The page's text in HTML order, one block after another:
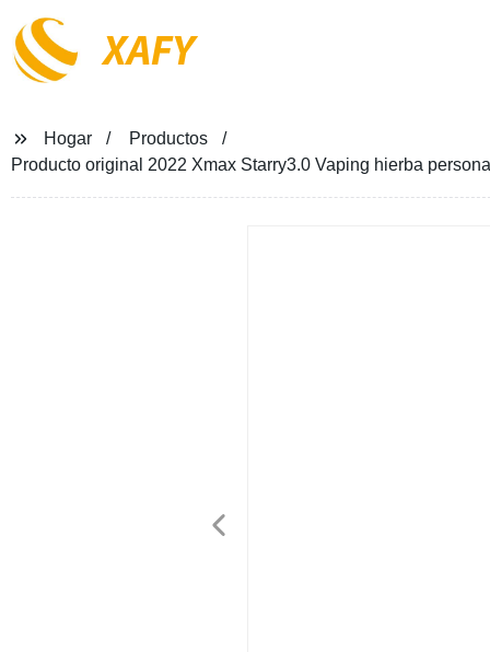
XAFY
Hogar
Productos
Producto original 2022 Xmax Starry3.0 Vaping hierba